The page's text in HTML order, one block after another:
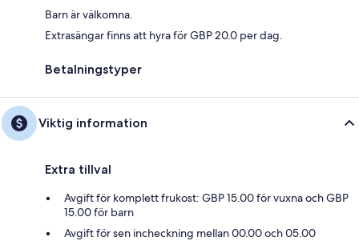
Barn är välkomna.
Extrasängar finns att hyra för GBP 20.0 per dag.
Betalningstyper
Viktig information
Extra tillval
Avgift för komplett frukost: GBP 15.00 för vuxna och GBP
15.00 för barn
Avgift för sen incheckning mellan 00.00 och 05.00